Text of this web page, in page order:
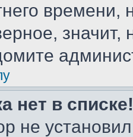
значит,
нет в списке!
не